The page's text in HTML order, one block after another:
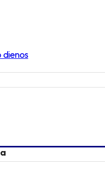
dienos